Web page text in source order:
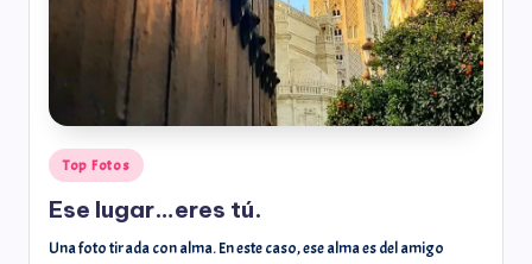
Top Fotos
Ese lugar…eres tú.
Una foto tirada con alma. En este caso, ese alma es del amigo